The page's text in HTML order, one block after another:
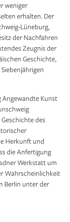
weniger
erhalten. Der
Lüneburg,
der Nachfahren
Zeugnis der
Geschichte,
Angewandte Kunst
des
Herkunft und
die Anfertigung
Werkstatt um
Wahrscheinlichkeit
Berlin unter der